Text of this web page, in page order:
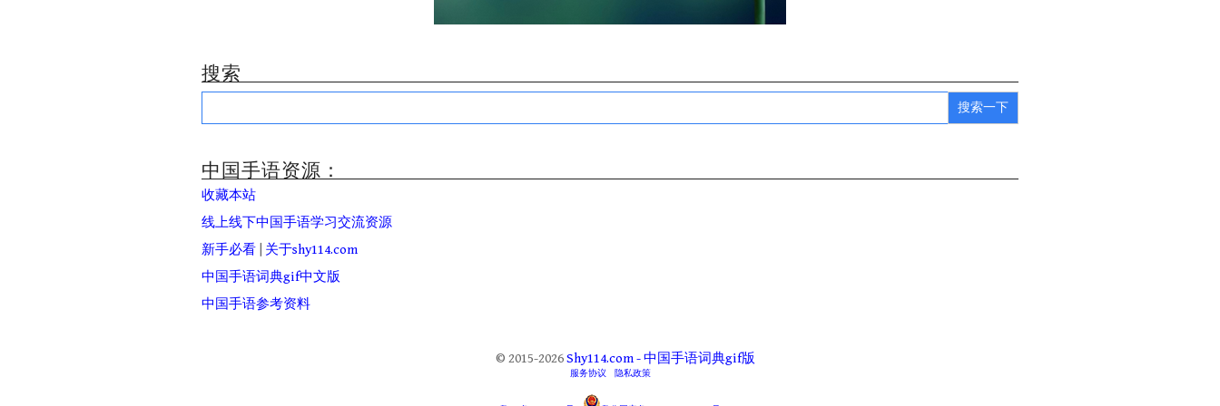
搜索
Search
中国手语资源：
收藏本站
线上线下中国手语学习交流资源
新手必看
关于shy114.com
中国手语词典gif中文版
中国手语参考资料
© 2015-2026Shy114.com - 中国手语词典gif版
服务协议 隐私政策